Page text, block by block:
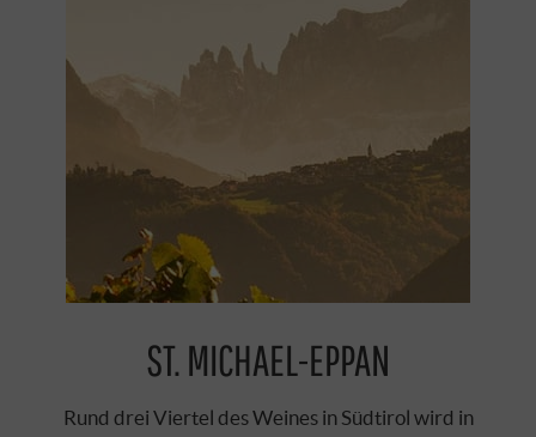
ST. MICHAEL-EPPAN
Rund drei Viertel des Weines in Südtirol wird in